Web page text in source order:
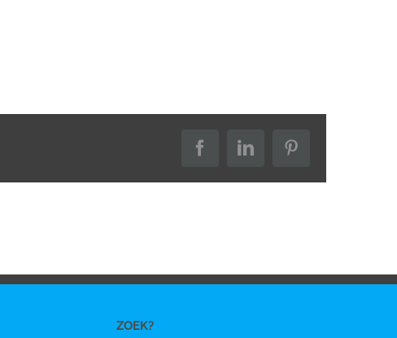
FacebookLinkedInPinterest
ZOEK?